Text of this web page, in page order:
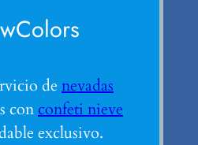
de nevadas
con confeti nieve
exclusivo.